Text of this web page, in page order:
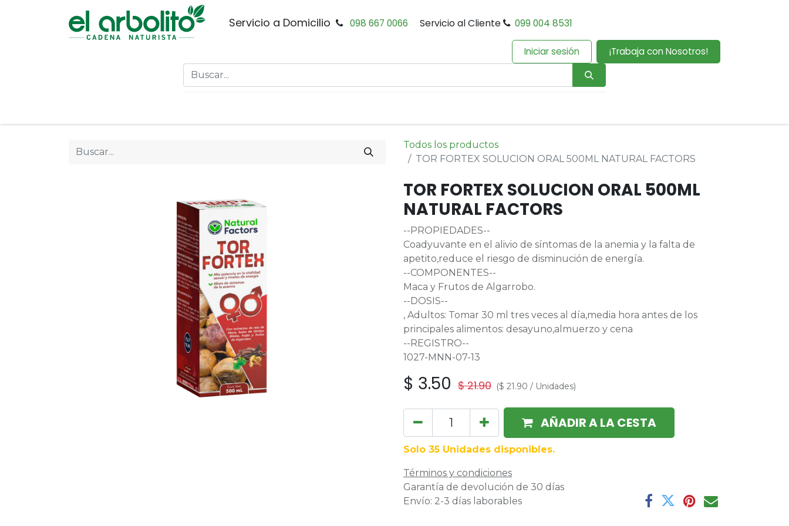
Servicio a Domicilio 098 667 0066 Servicio al Cliente 099 004 8531
Iniciar sesión ¡Trabaja con Nosotros!
Todos los productos
TOR FORTEX SOLUCION ORAL 500ML NATURAL FACTORS
TOR FORTEX SOLUCION ORAL 500ML
NATURAL FACTORS
--PROPIEDADES--
Coadyuvante en el alivio de síntomas de la anemia y la falta de
apetito,reduce el riesgo de disminución de energía.
--COMPONENTES--
Maca y Frutos de Algarrobo.
--DOSIS--
, Adultos: Tomar 30 ml tres veces al día,media hora antes de los
principales alimentos: desayuno,almuerzo y cena
--REGISTRO--
1027-MNN-07-13
$ 3.50 $21.90 ($ 21.90 / Unidades)
AÑADIR A LA CESTA
Solo 35 Unidades disponibles.
Términos y condiciones
Garantía de devolución de 30 días
Envío: 2-3 días laborables